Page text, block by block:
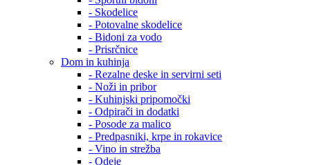
- Skodelice
- Potovalne skodelice
- Bidoni za vodo
- Prisrčnice
Dom in kuhinja
- Rezalne deske in servirni seti
- Noži in pribor
- Kuhinjski pripomočki
- Odpirači in dodatki
- Posode za malico
- Predpasniki, krpe in rokavice
- Vino in strežba
- Odeje